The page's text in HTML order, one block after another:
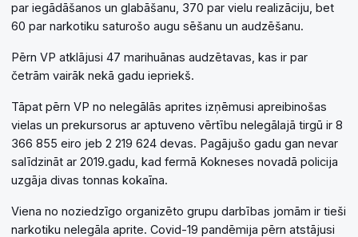
par iegādāšanos un glabāšanu, 370 par vielu realizāciju, bet
60 par narkotiku saturošo augu sēšanu un audzēšanu.
Pērn VP atklājusi 47 marihuānas audzētavas, kas ir par
četrām vairāk nekā gadu iepriekš.
Tāpat pērn VP no nelegālās aprites izņēmusi apreibinošas
vielas un prekursorus ar aptuveno vērtību nelegālajā tirgū ir 8
366 855 eiro jeb 2 219 624 devas. Pagājušo gadu gan nevar
salīdzināt ar 2019.gadu, kad fermā Kokneses novadā policija
uzgāja divas tonnas kokaīna.
Viena no noziedzīgo organizēto grupu darbības jomām ir tieši
narkotiku nelegāla aprite. Covid-19 pandēmija pērn atstājusi